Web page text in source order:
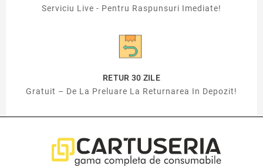
Serviciu Live - Pentru Raspunsuri Imediate!
RETUR 30 ZILE
Gratuit – De La Preluare La Returnarea In Depozit!